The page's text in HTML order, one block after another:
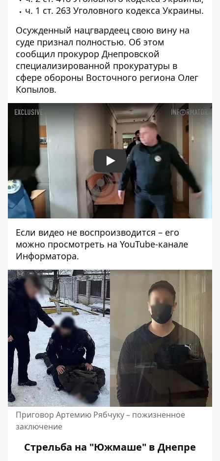
ч. 1 ст. 263 Уголовного кодекса Украины.
Осужденный нацгвардеец свою вину на
суде признал полностью. Об этом
сообщил прокурор Днепровской
специализированной прокуратуры в
сфере обороны Восточного региона Олег
Копылов.
Play
Если видео не воспроизводится – его
можно просмотреть на YouTube-канале
Информатора.
Приговор Артемию Рябчуку – пожизненное
заключение
Стрельба на "Южмаше" в Днепре